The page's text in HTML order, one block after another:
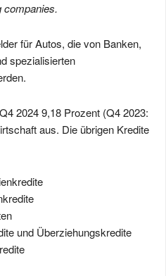
companies.
für Autos, die von Banken,
spezialisierten
2024 9,18 Prozent (Q4 2023:
aus. Die übrigen Kredite
und Überziehungskredite